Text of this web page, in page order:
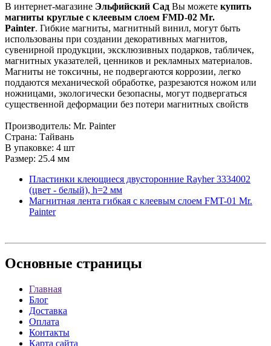
В интернет-магазине Эльфийский Сад Вы можете купить
магниты круглые с клеевым слоем FMD-02 Mr.
Painter. Гибкие магниты, магнитный винил, могут быть
использованы при создании декоративных магнитов,
сувенирной продукции, эксклюзивных подарков, табличек,
магнитных указателей, ценников и рекламных материалов.
Магниты не токсичны, не подвергаются коррозии, легко
поддаются механической обработке, разрезаются ножом или
ножницами, экологически безопасны, могут подвергаться
существенной деформации без потери магнитных свойств
Производитель: Mr. Painter
Страна: Тайвань
В упаковке: 4 шт
Размер: 25.4 мм
Пластинки клеющиеся двусторонние Rayher 3334002
(цвет - белый), h=2 мм
Магнитная лента гибкая с клеевым слоем FMT-01 Mr.
Painter
Основные страницы
Главная
Блог
Доставка
Оплата
Контакты
Карта сайта